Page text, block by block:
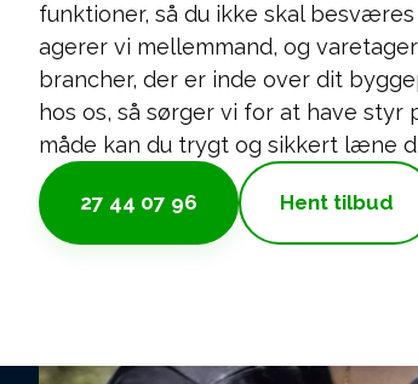
funktioner, så du ikke skal
agerer vi mellemmand, og
brancher, der er inde over dit
hos os, så sørger vi for at have
måde kan du trygt og sikkert læne
27 44 07 96 Hent tilbud